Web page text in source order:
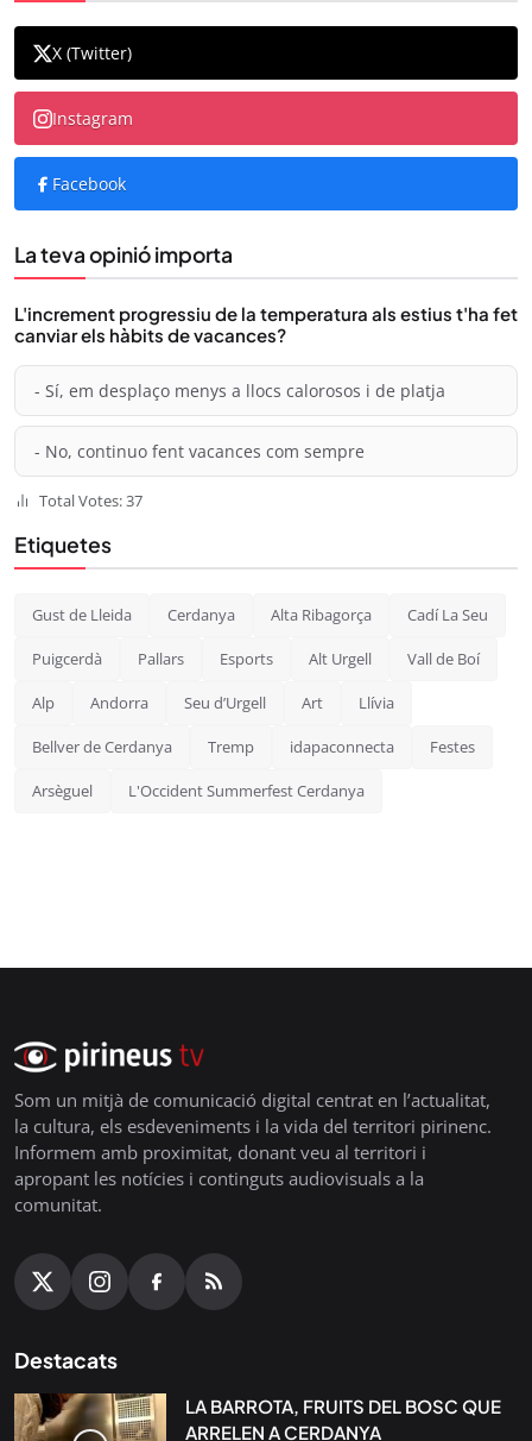
X (Twitter)
Instagram
Facebook
La teva opinió importa
L'increment progressiu de la temperatura als estius t'ha fet
canviar els hàbits de vacances?
- Sí, em desplaço menys a llocs calorosos i de platja
- No, continuo fent vacances com sempre
Total Votes: 37
Etiquetes
Gust de Lleida Cerdanya Alta Ribagorça Cadí La Seu
Puigcerdà Pallars Esports Alt Urgell Vall de Boí
Alp Andorra Seu d’Urgell Art Llívia
Bellver de Cerdanya Tremp idapaconnecta Festes
Arsèguel L'Occident Summerfest Cerdanya
Som un mitjà de comunicació digital centrat en l’actualitat,
la cultura, els esdeveniments i la vida del territori pirinenc.
Informem amb proximitat, donant veu al territori i
apropant les notícies i continguts audiovisuals a la
comunitat.
Destacats
LA BARROTA, FRUITS DEL BOSC QUE
ARRELEN A CERDANYA